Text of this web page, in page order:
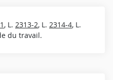
, L. 2313-2, L. 2314-4, L.
du travail.